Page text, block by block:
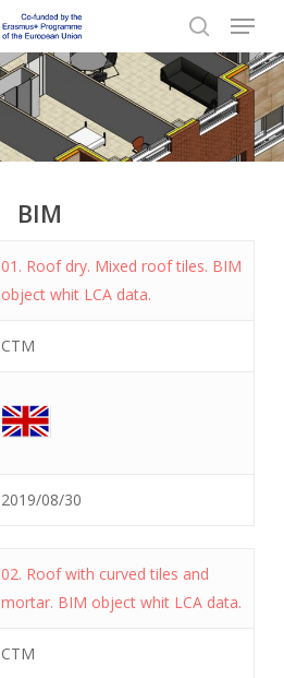
search
Menu
BIM
01. Roof dry. Mixed roof tiles. BIM
object whit LCA data.
CTM
2019/08/30
02. Roof with curved tiles and
mortar. BIM object whit LCA data.
CTM
Close
Menu